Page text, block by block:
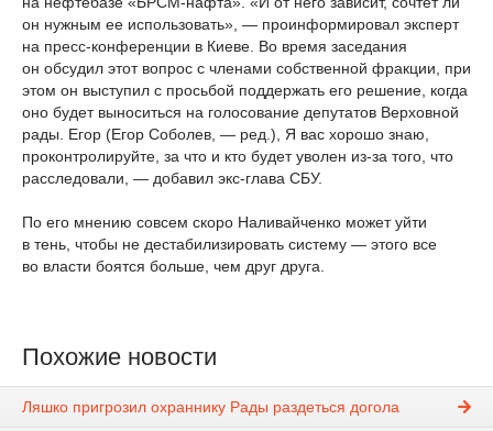
он нужным ее использовать», — проинформировал эксперт
на пресс-конференции в Киеве. Во время заседания
он обсудил этот вопрос с членами собственной фракции, при
этом он выступил с просьбой поддержать его решение, когда
оно будет выноситься на голосование депутатов Верховной
рады. Егор (Егор Соболев, — ред.), Я вас хорошо знаю,
проконтролируйте, за что и кто будет уволен из-за того, что
расследовали, — добавил экс-глава СБУ.
По его мнению совсем скоро Наливайченко может уйти
в тень, чтобы не дестабилизировать систему — этого все
во власти боятся больше, чем друг друга.
Похожие новости
Ляшко пригрозил охраннику Рады раздеться догола